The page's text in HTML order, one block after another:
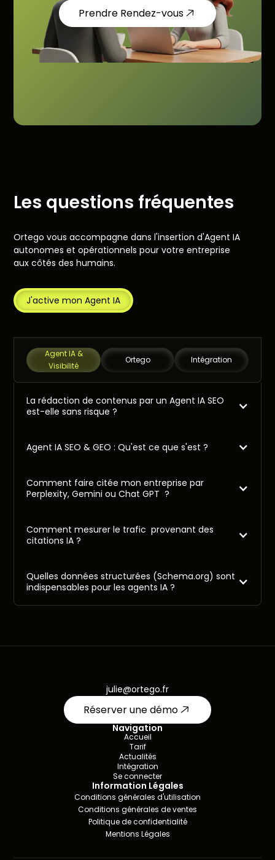
Prendre Rendez-vous
Les questions fréquentes
Ortego vous accompagne dans l'insertion d'Agent IA
autonomes et opérationnels pour votre entreprise
aux côtés des humains.
J'active mon Agent IA
Agent IA &
Visibilité
Ortego Intégration
La rédaction de contenus par un Agent IA SEO
est-elle sans risque ?
Agent IA SEO & GEO : Qu'est ce que s'est ?
Comment faire citée mon entreprise par
Perplexity, Gemini ou Chat GPT ?
Comment mesurer le trafic provenant des
citations IA ?
Quelles données structurées (Schema.org) sont
indispensables pour les agents IA ?
julie@ortego.fr
Réserver une démo
Navigation
Accueil
Tarif
Actualités
Intégration
Se connecter
Information Légales
Conditions générales d'utilisation
Conditions générales de ventes
Politique de confidentialité
Mentions Légales